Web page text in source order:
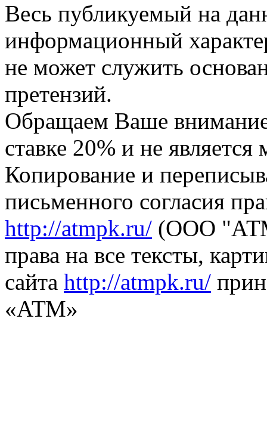
Весь публикуемый на
информационный
не может служить
претензий.
Обращаем Ваше
ставке 20% и не
Копирование и
письменного согласия
http://atmpk.ru/ (ООО
права на все тексты,
сайта http://atmpk.ru/
«АТМ»